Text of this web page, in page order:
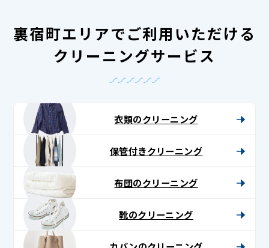
裏宿町エリアでご利用いただける
クリーニングサービス
衣類のクリーニング
保管付きクリーニング
布団のクリーニング
靴のクリーニング